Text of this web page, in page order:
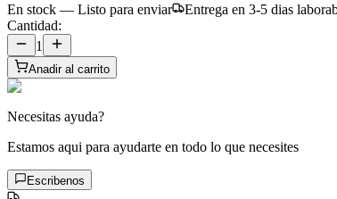
En stock — Listo para enviar
Entrega en 3-5 dias
Cantidad:
1
Anadir al carrito
Necesitas ayuda?
Estamos aqui para ayudarte en todo lo que necesites
Escribenos